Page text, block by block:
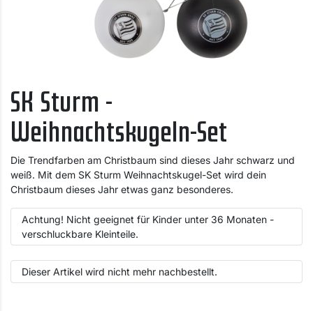
SK Sturm -
Weihnachtskugeln-Set
Die Trendfarben am Christbaum sind dieses Jahr schwarz und
weiß. Mit dem SK Sturm Weihnachtskugel-Set wird dein
Christbaum dieses Jahr etwas ganz besonderes.
Achtung! Nicht geeignet für Kinder unter 36 Monaten -
verschluckbare Kleinteile.
Dieser Artikel wird nicht mehr nachbestellt.